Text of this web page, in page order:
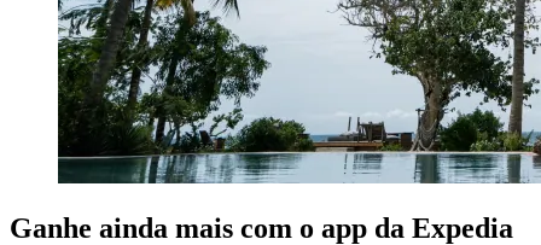
Ganhe ainda mais com o app da Expedia